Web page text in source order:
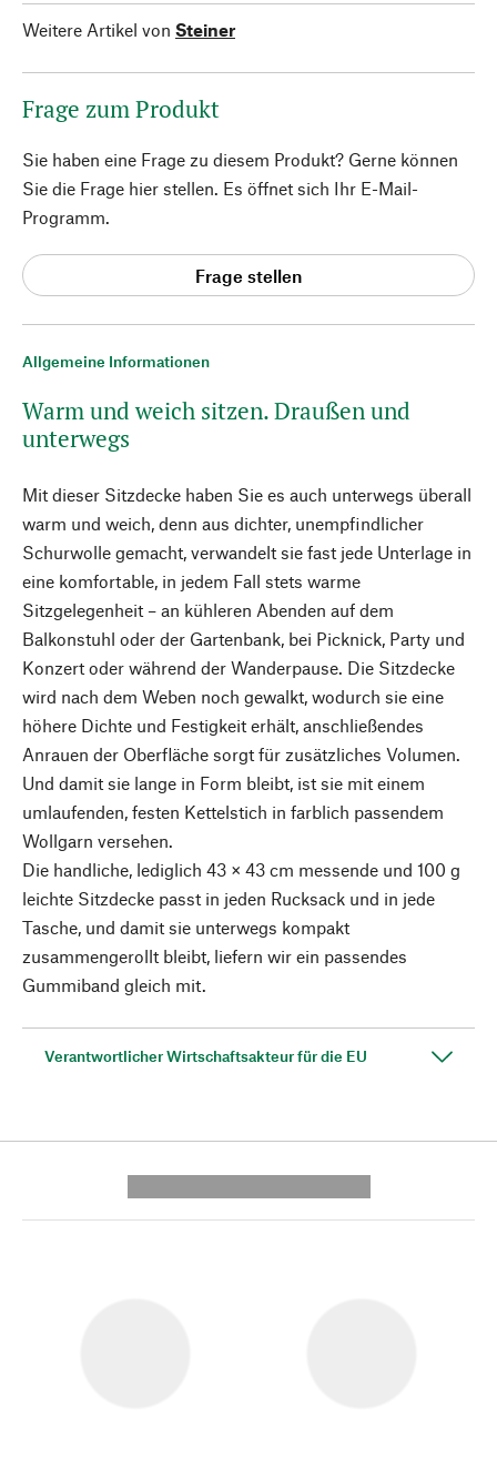
Allgemeine Informationen
Warm und weich sitzen. Draußen und
unterwegs
Mit dieser Sitzdecke haben Sie es auch unterwegs überall
warm und weich, denn aus dichter, unempfindlicher
Schurwolle gemacht, verwandelt sie fast jede Unterlage in
eine komfortable, in jedem Fall stets warme
Sitzgelegenheit – an kühleren Abenden auf dem
Balkonstuhl oder der Gartenbank, bei Picknick, Party und
Konzert oder während der Wanderpause. Die Sitzdecke
wird nach dem Weben noch gewalkt, wodurch sie eine
höhere Dichte und Festigkeit erhält, anschließendes
Anrauen der Oberfläche sorgt für zusätzliches Volumen.
Und damit sie lange in Form bleibt, ist sie mit einem
umlaufenden, festen Kettelstich in farblich passendem
Wollgarn versehen.
Die handliche, lediglich 43 × 43 cm messende und 100 g
leichte Sitzdecke passt in jeden Rucksack und in jede
Tasche, und damit sie unterwegs kompakt
zusammengerollt bleibt, liefern wir ein passendes
Gummiband gleich mit.
Verantwortlicher Wirtschaftsakteur für die EU
Weitere Artikel von Steiner
Frage zum Produkt
Sie haben eine Frage zu diesem Produkt? Gerne können
Sie die Frage hier stellen. Es öffnet sich Ihr E-Mail-
Programm.
Frage stellen